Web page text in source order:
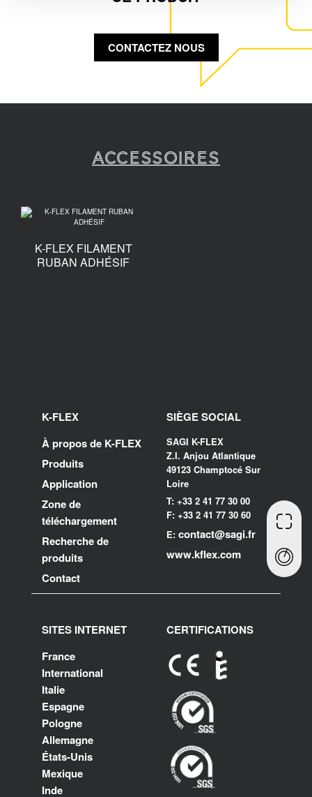
CONTACTEZ NOUS
Accessoires
K-FLEX FILAMENT
RUBAN ADHÉSIF
K-FLEX
À propos de K-FLEX
Produits
Application
Zone de
téléchargement
Recherche de
produits
Contact
SIÈGE SOCIAL
SAGI K-FLEX
Z.I. Anjou Atlantique
49123 Champtocé Sur
Loire
T: +33 2 41 77 30 00
F: +33 2 41 77 30 60
E: contact@sagi.fr
www.kflex.com
SITES INTERNET
France
International
Italie
Espagne
Pologne
Allemagne
États-Unis
Mexique
Inde
CERTIFICATIONS